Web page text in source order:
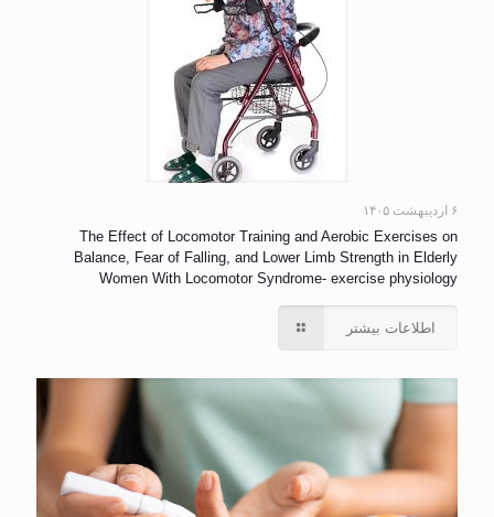
۶ اردیبهشت ۱۴۰۵
The Effect of Locomotor Training and Aerobic Exercises on
Balance, Fear of Falling, and Lower Limb Strength in Elderly
Women With Locomotor Syndrome- exercise physiology
اطلاعات بیشتر